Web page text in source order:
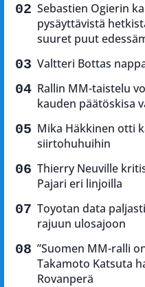
Sebastien Ogierin
pysäyttävistä
suuret puut
Valtteri Bottas
Rallin MM-taistelu
kauden päätöskisa
Mika Häkkinen otti
siirtohuhuihin
Thierry Neuville
Pajari eri linjoilla
Toyotan data
rajuun ulosajoon
”Suomen MM-ralli
Takamoto Katsuta
Rovanperä